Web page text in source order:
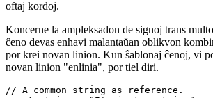
Ŝablonaj ĉenoj estas speciala speco de ĉenaj
malantaŭajn signojn anstataŭ duoblaj citiloj,
oftaj kordoj.
Koncerne la ampleksadon de signoj trans
por krei novan linion. Kun ŝablonaj ĉenoj, vi